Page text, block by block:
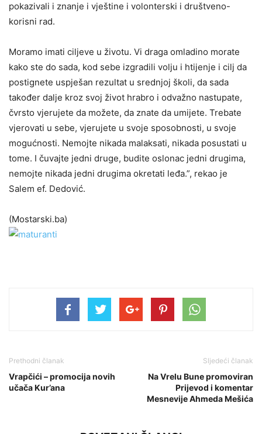
pokazivali i znanje i vještine i volonterski i društveno-
korisni rad.
Moramo imati ciljeve u životu. Vi draga omladino morate
kako ste do sada, kod sebe izgradili volju i htijenje i cilj da
postignete uspješan rezultat u srednjoj školi, da sada
također dalje kroz svoj život hrabro i odvažno nastupate,
čvrsto vjerujete da možete, da znate da umijete. Trebate
vjerovati u sebe, vjerujete u svoje sposobnosti, u svoje
mogućnosti. Nemojte nikada malaksati, nikada posustati u
tome. I čuvajte jedni druge, budite oslonac jedni drugima,
nemojte nikada jedni drugima okretati leđa.”, rekao je
Salem ef. Dedović.
(Mostarski.ba)
Prethodni članak
Vrapčići – promocija novih
učača Kur’ana
Sljedeći članak
Na Vrelu Bune promoviran
Prijevod i komentar
Mesnevije Ahmeda Mešića